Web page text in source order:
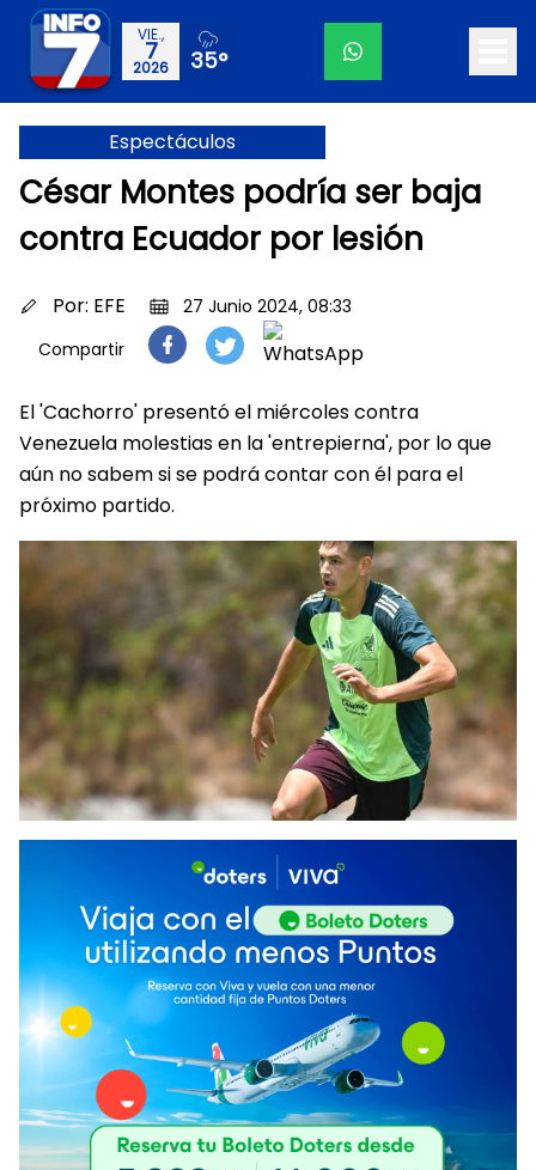
VIE.,
7
2026 35°
Espectáculos
César Montes podría ser baja
contra Ecuador por lesión
Por: EFE
27 Junio 2024, 08:33
Compartir
El 'Cachorro' presentó el miércoles contra
Venezuela molestias en la 'entrepierna', por lo que
aún no sabem si se podrá contar con él para el
próximo partido.